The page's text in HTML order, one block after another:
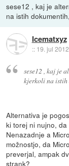
sese12 , kaj je
na istih
Icematxyz
:: 19. jul
sese12 , kaj je
kjerkoli na istih
Alternativa je
ki torej ni nujno,
Nenazadnje a
možnostjo, da
preverjal, ampak
strank?